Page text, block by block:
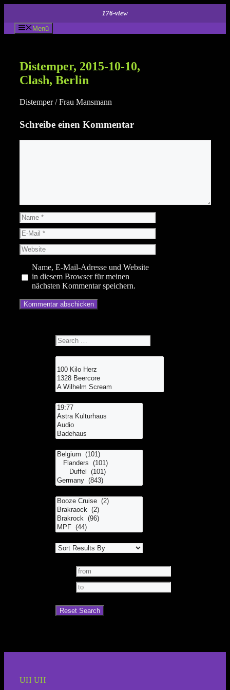
springen
176-view
Menü
Distemper, 2015-10-10,
Clash, Berlin
Distemper / Frau Mansmann
Schreibe einen Kommentar
Name
E-
Mail
Website
Name, E-Mail-Adresse und Website
in diesem Browser für meinen
nächsten Kommentar speichern.
UH UH